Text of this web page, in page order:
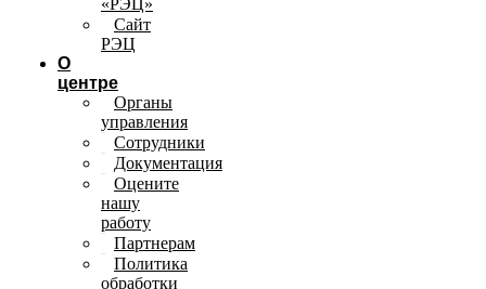
«РЭЦ»
Сайт
РЭЦ
О
центре
Органы
управления
Сотрудники
Документация
Оцените
нашу
работу
Партнерам
Политика
обработки